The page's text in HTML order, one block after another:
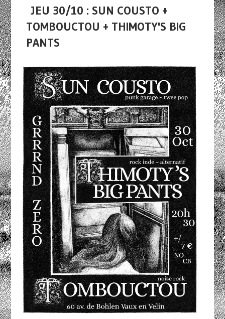
JEU 30/10 : SUN COUSTO +
TOMBOUCTOU + THIMOTY'S BIG
PANTS